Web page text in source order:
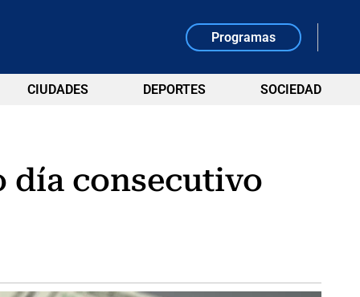
Programas
CIUDADES DEPORTES SOCIEDAD
día consecutivo